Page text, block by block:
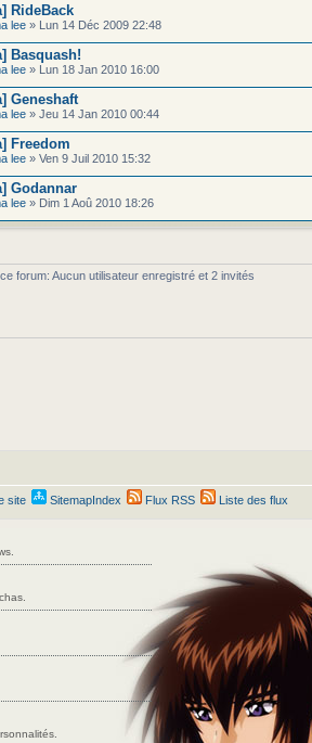
RideBack
lee » Lun 14 Déc 2009 22:48
Basquash!
lee » Lun 18 Jan 2010 16:00
Geneshaft
lee » Jeu 14 Jan 2010 00:44
Freedom
lee » Ven 9 Juil 2010 15:32
Godannar
lee » Dim 1 Aoû 2010 18:26
forum: Aucun utilisateur enregistré et 2 invités
site SitemapIndex Flux RSS Liste des flux